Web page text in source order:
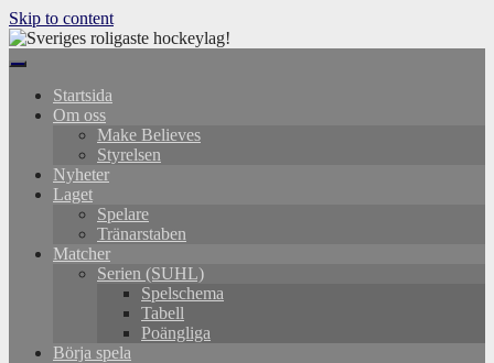
Skip to content
Startsida
Om oss
Make Believes
Styrelsen
Nyheter
Laget
Spelare
Tränarstaben
Matcher
Serien (SUHL)
Spelschema
Tabell
Poängliga
Börja spela